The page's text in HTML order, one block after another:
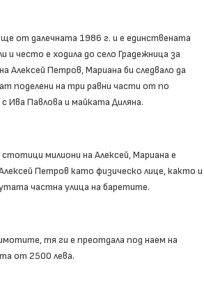
от далечната 1986 г. и е единствената
често е ходила до село Градежница за
Алексей Петров, Мариана би следвало да
поделени на три равни части от по
Павлова и майката Диляна.
милиони на Алексей, Мариана е
Петров като физическо лице, както и
частна улица на баретите.
тя ги е преотдала под наем на
от 2500 лева.